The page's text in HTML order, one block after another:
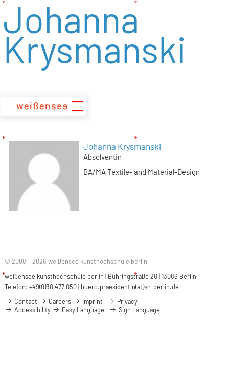
zum
Johanna
Krysmanski
Johanna Krysmanski
Absolventin
BA/MA Textile- and Material-Design
© 2008 – 2026 weißensee kunsthochschule berlin
weißensee kunsthochschule berlin | Bühringstraße 20 | 13086 Berlin
Telefon: +49(0)30 477 050 | buero.praesidentin(at)kh-berlin.de
Contact
Careers Imprint
Privacy
Accessibility
Easy Language Sign Language